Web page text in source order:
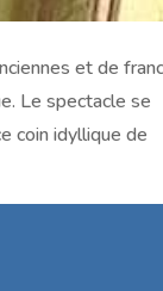
et de
Le spectacle se
coin idyllique de